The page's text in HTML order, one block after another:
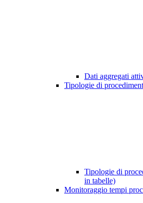
Dati aggregati
Tipologie di
Tipologie di
in tabelle)
Monitoraggio tempi